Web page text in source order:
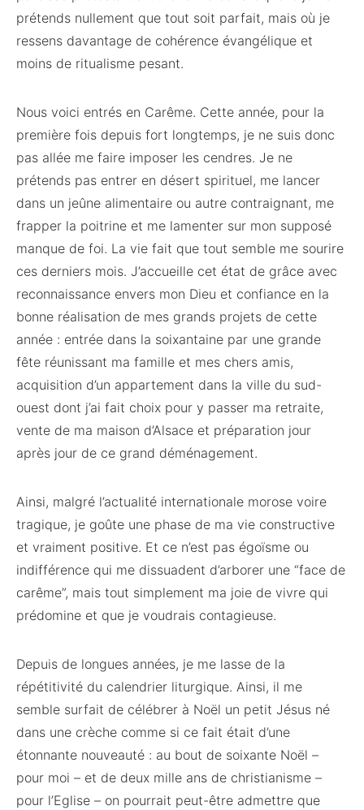
prétends nullement que tout soit parfait, mais où je
ressens davantage de cohérence évangélique et
moins de ritualisme pesant.
Nous voici entrés en Carême. Cette année, pour la
première fois depuis fort longtemps, je ne suis donc
pas allée me faire imposer les cendres. Je ne
prétends pas entrer en désert spirituel, me lancer
dans un jeûne alimentaire ou autre contraignant, me
frapper la poitrine et me lamenter sur mon supposé
manque de foi. La vie fait que tout semble me sourire
ces derniers mois. J’accueille cet état de grâce avec
reconnaissance envers mon Dieu et confiance en la
bonne réalisation de mes grands projets de cette
année : entrée dans la soixantaine par une grande
fête réunissant ma famille et mes chers amis,
acquisition d’un appartement dans la ville du sud-
ouest dont j’ai fait choix pour y passer ma retraite,
vente de ma maison d’Alsace et préparation jour
après jour de ce grand déménagement.
Ainsi, malgré l’actualité internationale morose voire
tragique, je goûte une phase de ma vie constructive
et vraiment positive. Et ce n’est pas égoïsme ou
indifférence qui me dissuadent d’arborer une “face de
carême”, mais tout simplement ma joie de vivre qui
prédomine et que je voudrais contagieuse.
Depuis de longues années, je me lasse de la
répétitivité du calendrier liturgique. Ainsi, il me
semble surfait de célébrer à Noël un petit Jésus né
dans une crèche comme si ce fait était d’une
étonnante nouveauté : au bout de soixante Noël –
pour moi – et de deux mille ans de christianisme –
pour l’Eglise – on pourrait peut-être admettre que